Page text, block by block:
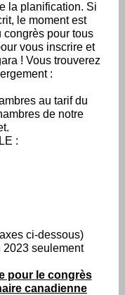
la planification. Si
le moment est
congrès pour tous
vous inscrire et
! Vous trouverez
:
au tarif du
de notre
:
ci-dessous)
2023 seulement
pour le congrès
canadienne